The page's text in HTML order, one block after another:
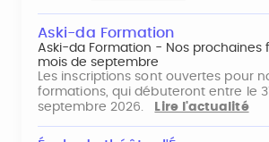
Aski-da Formation
Aski-da Formation - Nos prochaines
mois de septembre
Les inscriptions sont ouvertes pour
formations, qui débuteront entre le
septembre 2026.
Lire l'actualité